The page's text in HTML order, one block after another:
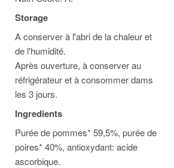
Storage
A conserver à l'abri de la chaleur et
de l'humidité.
Après ouverture, à conserver au
réfrigérateur et à consommer dams
les 3 jours.
Ingredients
Purée de pommes* 59,5%, purée de
poires* 40%, antioxydant: acide
ascorbique.